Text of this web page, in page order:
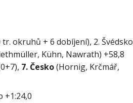
tr. okruhů + 6 dobíjení), 2. Švédsko
Kühn, Nawrath) +58,8
7. Česko (Hornig, Krčmář,